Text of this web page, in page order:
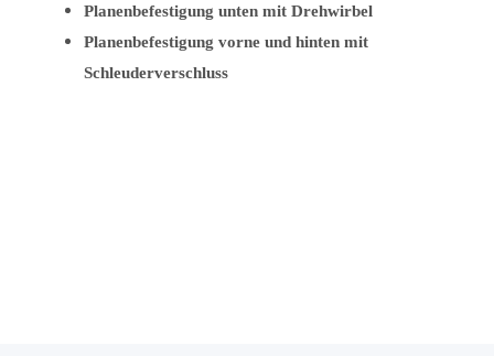
Planenbefestigung unten mit Drehwirbel
Planenbefestigung vorne und hinten mit
Schleuderverschluss